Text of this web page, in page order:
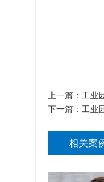
上一篇： 工业
下一篇： 工业
相关案